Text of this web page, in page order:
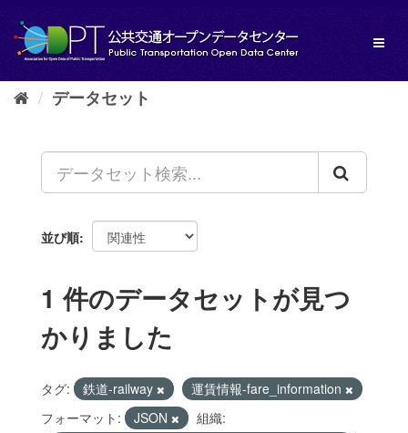
し
データセット
並び順
1 件のデータセットが見つ
かりました
タグ: 鉄道-railway
運賃情報-fare_information
フォーマット:
JSON
組織: